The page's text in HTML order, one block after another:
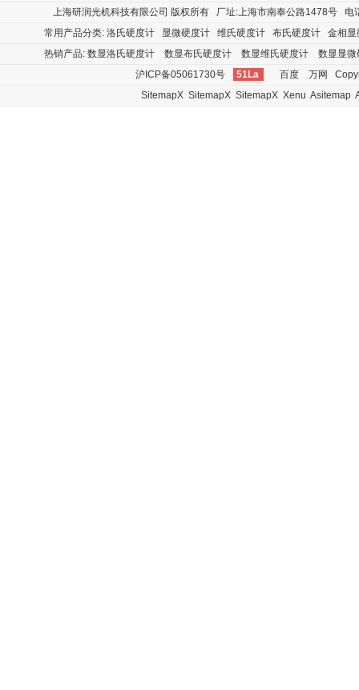
上海研润光机科技有限公司 版权所有 厂址:上海市南奉公路1478号
常用产品分类: 洛氏硬度计 显微硬度计 维氏硬度计 布氏硬度计
金相显
热销产品: 数显洛氏硬度计 数显布氏硬度计 数显维氏硬度计
数显显微
沪ICP备05061730号
51La 百度 万网
SitemapX SitemapX SitemapX Xenu Asitemap